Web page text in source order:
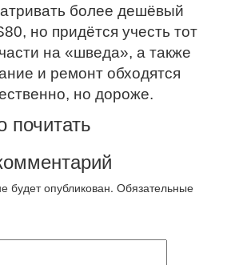
более дешёвый
но придётся учесть тот
на «шведа», а также
и ремонт обходятся
но дороже.
будет опубликован. Обязательные